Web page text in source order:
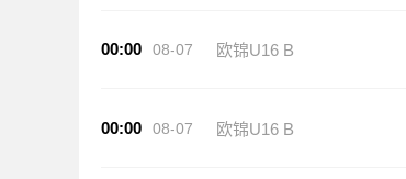
00:00 08-07 欧锦U16 B
00:00 08-07 欧锦U16 B